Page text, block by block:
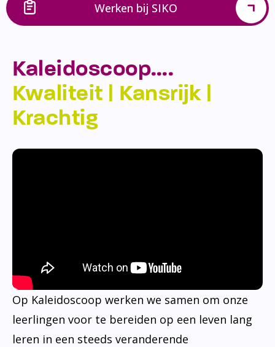
Werken bij SIKO
Kaleidoscoop….
Kwaliteit | Kansrijk |
Krachtig
Op Kaleidoscoop werken we samen om onze
leerlingen voor te bereiden op een leven lang
leren in een steeds veranderende